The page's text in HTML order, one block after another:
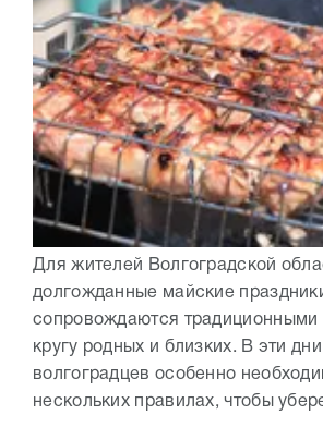
Для жителей Волгоградской
долгожданные майские
сопровождаются традиционными
кругу родных и близких. В эти
волгоградцев особенно
нескольких правилах, чтобы